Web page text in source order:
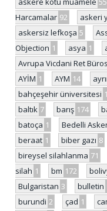
Harcamalar 92 askeri
askersiz lefkoşa 5
Objection 1 asya 1
Avrupa Vicdani Ret
AYİM 1 AYM 14
bahçeşehir üniversitesi 1
baltık 7 barış 174
batoça 1 Bedelli
beraat 1 biber gazı 8
bireysel silahlanma 71
silah 1 bm 172
Bulgaristan 3 bulletin
burundi 2 çad 1